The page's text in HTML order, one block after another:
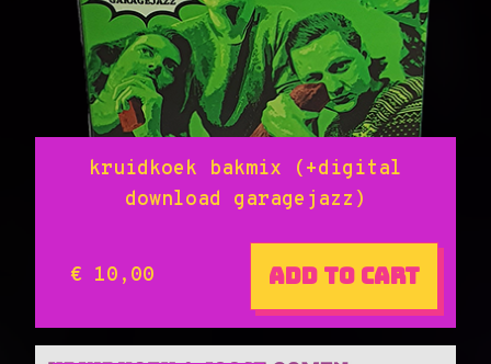
kruidkoek bakmix (+digital
download garagejazz)
€ 10,00 Add to cart